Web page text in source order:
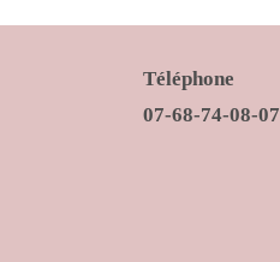
Téléphone
07-68-74-08-07